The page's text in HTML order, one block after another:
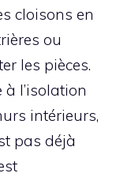
cloisons en
ou
les pièces.
l’isolation
intérieurs,
pas déjà